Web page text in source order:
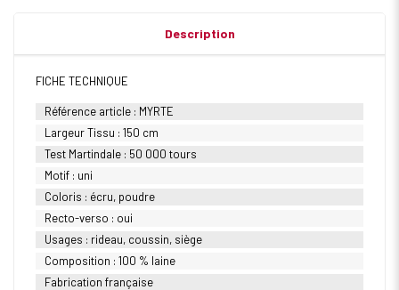
Description
FICHE TECHNIQUE
Référence article : MYRTE
Largeur Tissu : 150 cm
Test Martindale : 50 000 tours
Motif : uni
Coloris : écru, poudre
Recto-verso : oui
Usages : rideau, coussin, siège
Composition : 100 % laine
Fabrication française